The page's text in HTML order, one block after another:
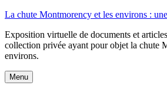
Aller
contenu
La chute Montmorency et les environs :
Exposition virtuelle de documents et
collection privée ayant pour objet la chute
environs.
Menu